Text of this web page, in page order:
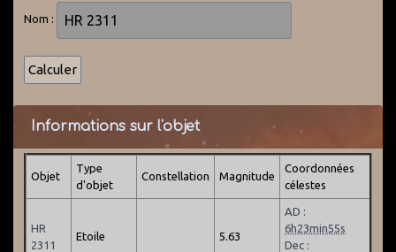
Nom :
Informations sur l'objet
Objet
Type
d'objet
Constellation Magnitude
Coordonnées
célestes
HR
2311
Etoile 5.63
AD :
6h23min55s
Dec :